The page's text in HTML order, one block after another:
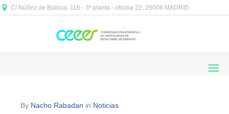
C/ Núñez de Balboa, 116 - 3ª planta - oficina 22, 28006 MADRID
By Nacho Rabadan in Noticias